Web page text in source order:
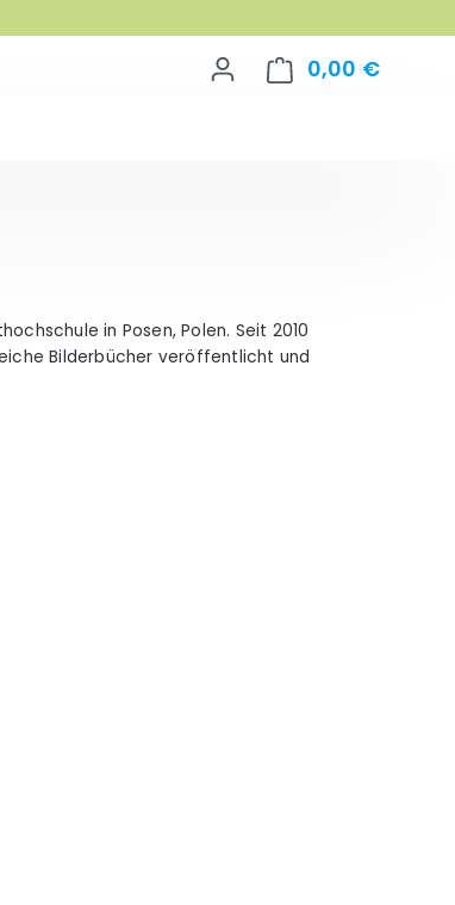
0,00 €
in Posen, Polen. Seit 2010
Bilderbücher veröffentlicht und